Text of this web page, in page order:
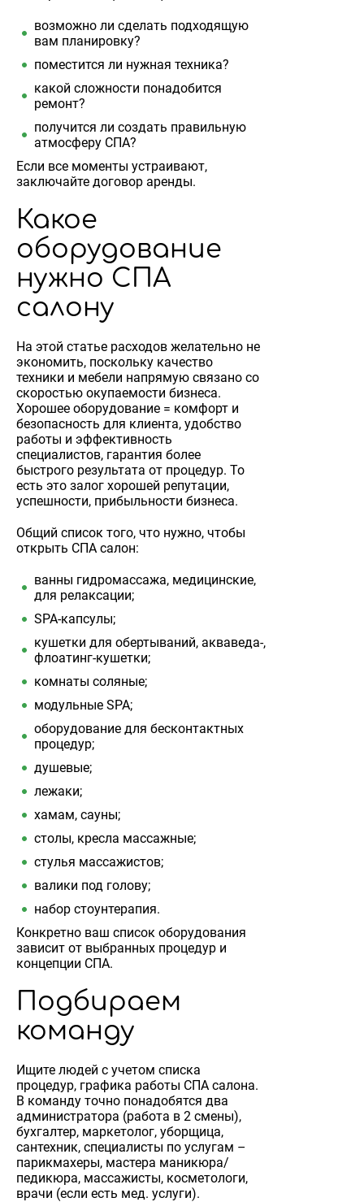
возможно ли сделать подходящую
вам планировку?
поместится ли нужная техника?
какой сложности понадобится
ремонт?
получится ли создать правильную
атмосферу СПА?
Если все моменты устраивают,
заключайте договор аренды.
Какое
оборудование
нужно СПА
салону
На этой статье расходов желательно не
экономить, поскольку качество
техники и мебели напрямую связано со
скоростью окупаемости бизнеса.
Хорошее оборудование = комфорт и
безопасность для клиента, удобство
работы и эффективность
специалистов, гарантия более
быстрого результата от процедур. То
есть это залог хорошей репутации,
успешности, прибыльности бизнеса.
Общий список того, что нужно, чтобы
открыть СПА салон:
ванны гидромассажа, медицинские,
для релаксации;
SPA-капсулы;
кушетки для обертываний, акваведа-,
флоатинг-кушетки;
комнаты соляные;
модульные SPA;
оборудование для бесконтактных
процедур;
душевые;
лежаки;
хамам, сауны;
столы, кресла массажные;
стулья массажистов;
валики под голову;
набор стоунтерапия.
Конкретно ваш список оборудования
зависит от выбранных процедур и
концепции СПА.
Подбираем
команду
Ищите людей с учетом списка
процедур, графика работы СПА салона.
В команду точно понадобятся два
администратора (работа в 2 смены),
бухгалтер, маркетолог, уборщица,
сантехник, специалисты по услугам –
парикмахеры, мастера маникюра/
педикюра, массажисты, косметологи,
врачи (если есть мед. услуги).